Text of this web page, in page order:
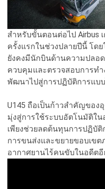
สำหรับขั้นตอนต่อไป Airbus
ครั้งแรกในช่วงปลายปีนี้ โด
ยังคงมีนักบินด้านความปลอ
ควบคุมและตรวจสอบการท
พัฒนาไปสู่การปฏิบัติการแบ
U145 ถือเป็นก้าวสำคัญของ
มุ่งสู่การใช้ระบบอัตโนมัติใ
เพียงช่วยลดต้นทุนการปฏิบั
การขนส่งและขยายขอบเขต
อากาศยานไร้คนขับในอดีตอี